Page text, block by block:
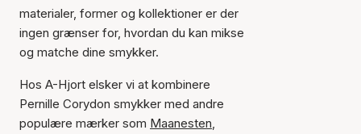
materialer, former og kollektioner er der
ingen grænser for, hvordan du kan mikse
og matche dine smykker.
Hos A-Hjort elsker vi at kombinere
Pernille Corydon smykker med andre
populære mærker som Maanesten,